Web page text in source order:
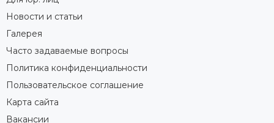
Новости и статьи
Галерея
Часто задаваемые вопросы
Политика конфиденциальности
Пользовательское соглашение
Карта сайта
Вакансии